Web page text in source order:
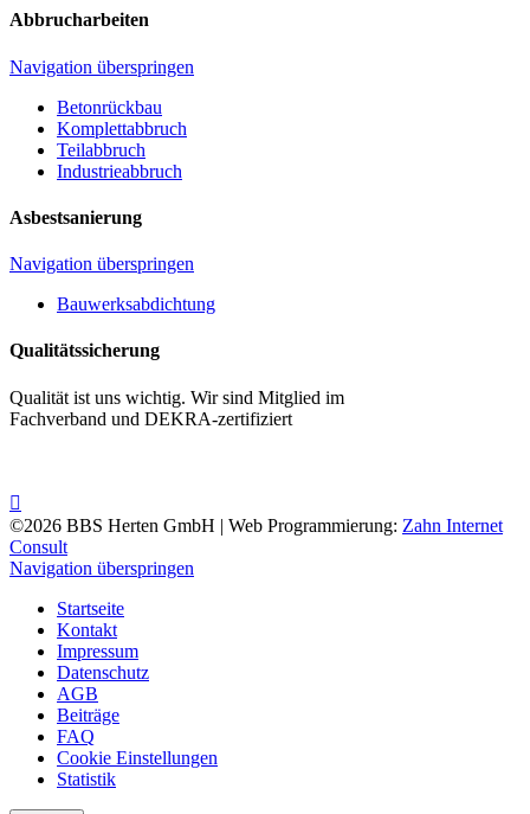
Abbrucharbeiten
Navigation überspringen
Betonrückbau
Komplettabbruch
Teilabbruch
Industrieabbruch
Asbestsanierung
Navigation überspringen
Bauwerksabdichtung
Qualitätssicherung
Qualität ist uns wichtig. Wir sind Mitglied im
Fachverband und DEKRA-zertifiziert
©2026 BBS Herten GmbH | Web Programmierung: Zahn Internet
Consult
Navigation überspringen
Startseite
Kontakt
Impressum
Datenschutz
AGB
Beiträge
FAQ
Cookie Einstellungen
Statistik